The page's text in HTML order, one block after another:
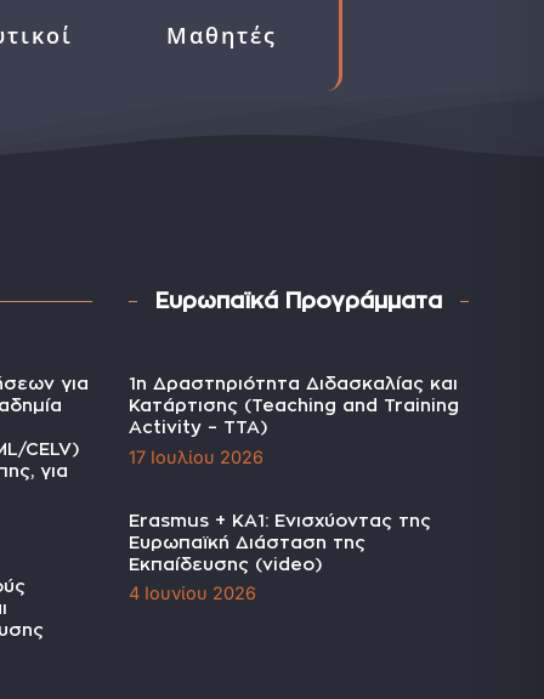
Μαθητές
για
CELV)
για
Ευρωπαϊκά Προγράμματα
1η Δραστηριότητα Διδασκαλίας και
Κατάρτισης (Teaching and Training
Activity – TTA)
17 Ιουλίου 2026
Erasmus + KA1: Ενισχύοντας της
Ευρωπαϊκή Διάσταση της
Εκπαίδευσης (video)
4 Ιουνίου 2026